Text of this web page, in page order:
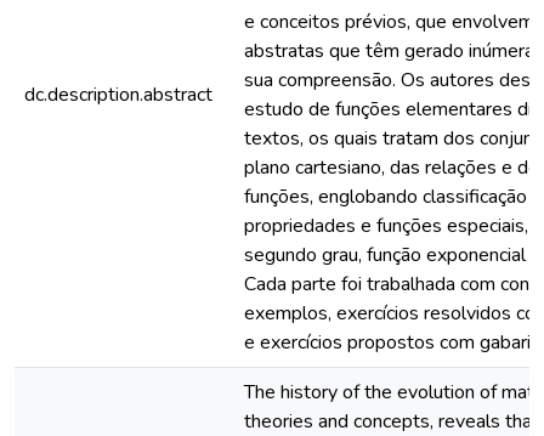
dc.description.abstract
e conceitos prévios, que envolvem
abstratas que têm gerado
sua compreensão. Os autores
estudo de funções elementares
textos, os quais tratam dos
plano cartesiano, das relações e
funções, englobando classificação
propriedades e funções especiais,
segundo grau, função exponencial
Cada parte foi trabalhada com
exemplos, exercícios resolvidos
e exercícios propostos com
The history of the evolution of
theories and concepts, reveals